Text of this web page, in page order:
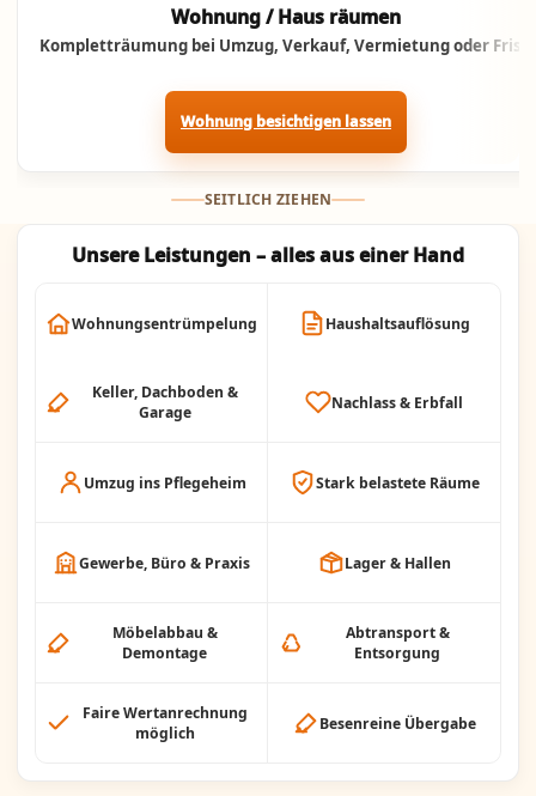
Wohnung / Haus räumen
Kompletträumung bei Umzug, Verkauf, Vermietung oder Frist.
Wohnung besichtigen lassen
SEITLICH ZIEHEN
Unsere Leistungen – alles aus einer Hand
Wohnungsentrümpelung Haushaltsauflösung
Keller, Dachboden &
Garage
Nachlass & Erbfall
Umzug ins Pflegeheim Stark belastete Räume
Gewerbe, Büro & Praxis Lager & Hallen
Möbelabbau &
Demontage
Abtransport &
Entsorgung
Faire Wertanrechnung
möglich
Besenreine Übergabe